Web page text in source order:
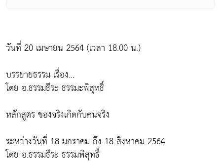
วันที่ 20 เมษายน 2564 (เวลา 18.00 น.)
บรรยายธรรม เรื่อง...
โดย อ.ธรรมธีระ ธรรมะพิสุทธิ์
หลักสูตร ของจริงเกิดกับคนจริง
ระหว่างวันที่ 18 มกราคม ถึง 18 สิงหาคม 2564
โดย อ.ธรรมธีระ ธรรมพิสุทธิ์